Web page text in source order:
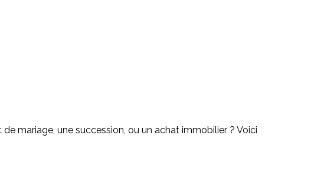
mariage, une succession, ou un achat immobilier ? Voici